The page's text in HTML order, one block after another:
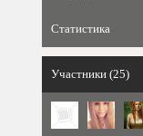
Статистика
Участники (25)